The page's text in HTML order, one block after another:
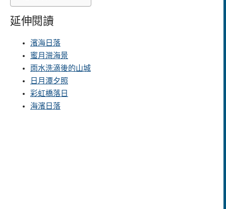
延伸閱讀
濱海日落
蜜月灣海景
雨水洗滴後的山城
日月潭夕照
彩虹橋落日
海濱日落